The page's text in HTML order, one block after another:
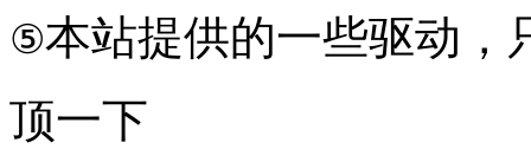
⑤本站提供的一些驱动，
顶一下